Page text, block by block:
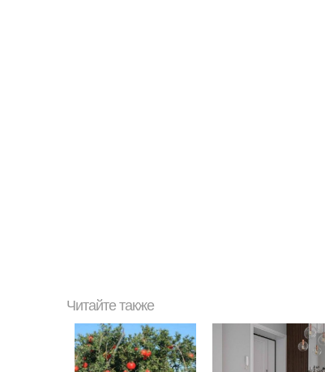
Читайте также